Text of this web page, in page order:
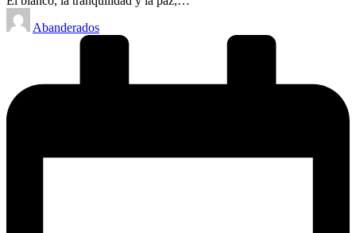
Posted
by
Abanderados